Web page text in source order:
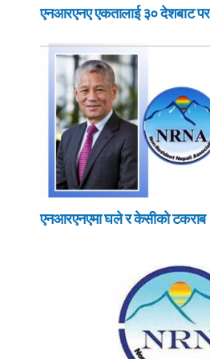
एनआरएनए एकतालाई ३० देशबाट
एनआरएनएमा घले र केसीको टकराब